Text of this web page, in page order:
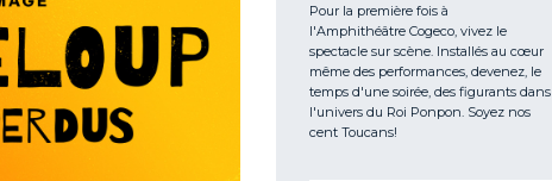
Pour la première fois à
l'Amphithéâtre Cogeco, vivez le
spectacle sur scène. Installés au cœur
même des performances, devenez, le
temps d'une soirée, des figurants dans
l'univers du Roi Ponpon . Soyez nos
cent Toucans!